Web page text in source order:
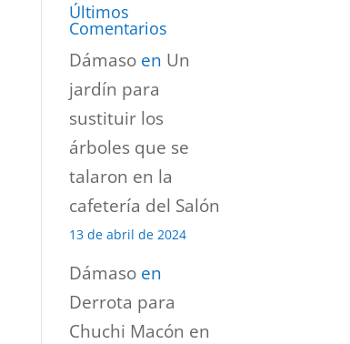
Últimos
Comentarios
Dámaso en Un
jardín para
sustituir los
árboles que se
talaron en la
cafetería del Salón
13 de abril de 2024
Dámaso en
Derrota para
Chuchi Macón en